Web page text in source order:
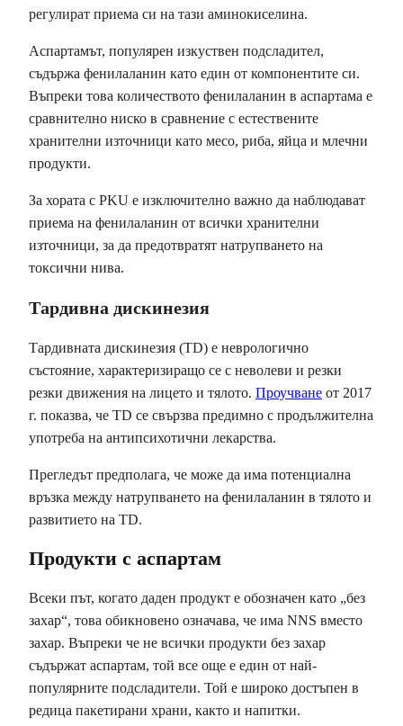
регулират приема си на тази аминокиселина.
Аспартамът, популярен изкуствен подсладител,
съдържа фенилаланин като един от компонентите си.
Въпреки това количеството фенилаланин в аспартама е
сравнително ниско в сравнение с естествените
хранителни източници като месо, риба, яйца и млечни
продукти.
За хората с PKU е изключително важно да наблюдават
приема на фенилаланин от всички хранителни
източници, за да предотвратят натрупването на
токсични нива.
Тардивна дискинезия
Тардивната дискинезия (TD) е неврологично
състояние, характеризиращо се с неволеви и резки
резки движения на лицето и тялото. Проучване от 2017
г. показва, че TD се свързва предимно с продължителна
употреба на антипсихотични лекарства.
Прегледът предполага, че може да има потенциална
връзка между натрупването на фенилаланин в тялото и
развитието на TD.
Продукти с аспартам
Всеки път, когато даден продукт е обозначен като „без
захар“, това обикновено означава, че има NNS вместо
захар. Въпреки че не всички продукти без захар
съдържат аспартам, той все още е един от най-
популярните подсладители. Той е широко достъпен в
редица пакетирани храни, както и напитки.